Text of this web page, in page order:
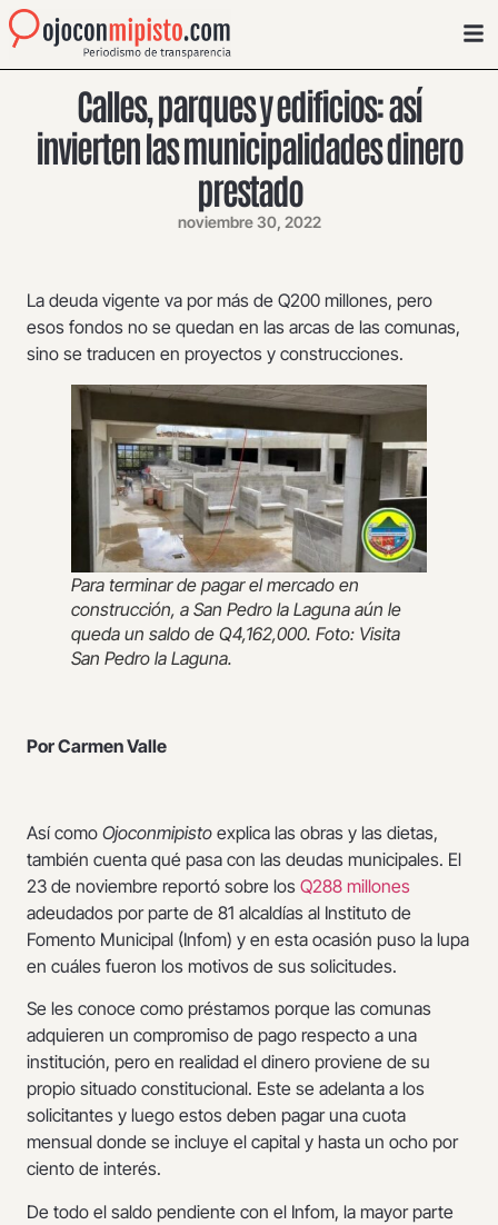
Calles, parques y edificios: así
invierten las municipalidades dinero
prestado
noviembre 30, 2022
La deuda vigente va por más de Q200 millones, pero
esos fondos no se quedan en las arcas de las comunas,
sino se traducen en proyectos y construcciones.
Para terminar de pagar el mercado en
construcción, a San Pedro la Laguna aún le
queda un saldo de Q4,162,000. Foto: Visita
San Pedro la Laguna.
Por Carmen Valle
Así como Ojoconmipisto explica las obras y las dietas,
también cuenta qué pasa con las deudas municipales. El
23 de noviembre reportó sobre los Q288 millones
adeudados por parte de 81 alcaldías al Instituto de
Fomento Municipal (Infom) y en esta ocasión puso la lupa
en cuáles fueron los motivos de sus solicitudes.
Se les conoce como préstamos porque las comunas
adquieren un compromiso de pago respecto a una
institución, pero en realidad el dinero proviene de su
propio situado constitucional. Este se adelanta a los
solicitantes y luego estos deben pagar una cuota
mensual donde se incluye el capital y hasta un ocho por
ciento de interés.
De todo el saldo pendiente con el Infom, la mayor parte